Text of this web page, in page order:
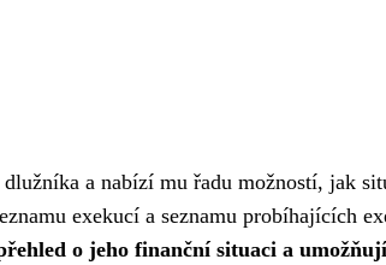
a nabízí mu řadu možností, jak
exekucí a seznamu probíhajících
o jeho finanční situaci a